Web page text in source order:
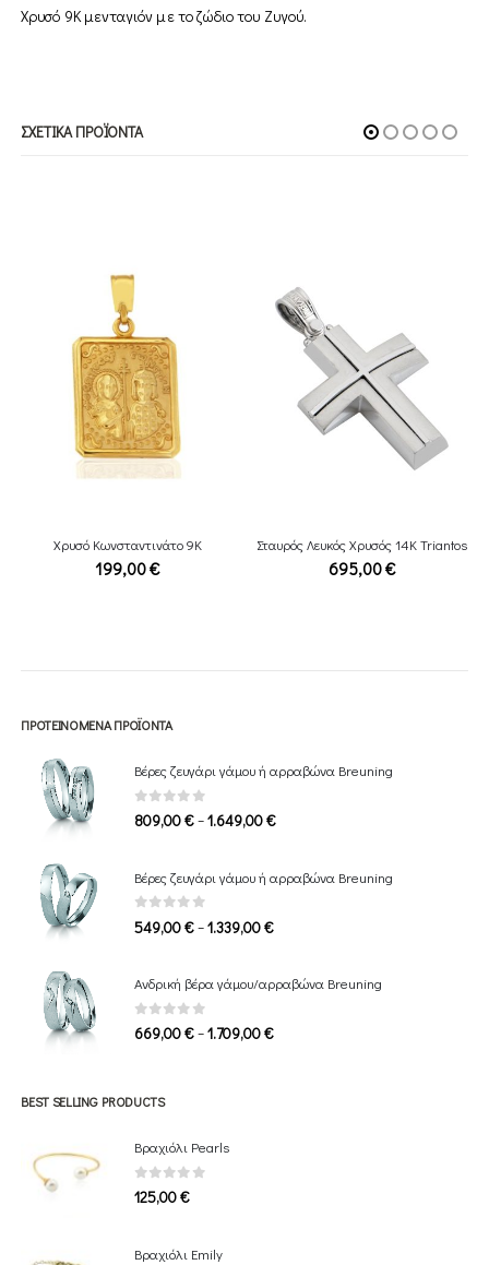
Χρυσό 9Κ μενταγιόν με το ζώδιο του Ζυγού.
ΣΧΕΤΙΚΆ ΠΡΟΪΌΝΤΑ
Χρυσό Κωνσταντινάτο 9Κ
199,00€
Σταυρός Λευκός Χρυσός 14Κ Triantos
695,00€
ΠΡΟΤΕΙΝΌΜΕΝΑ ΠΡΟΪΌΝΤΑ
Βέρες ζευγάρι γάμου ή αρραβώνα Breuning
0out of 5
809,00€–1.649,00€Price
through
Βέρες ζευγάρι γάμου ή αρραβώνα Breuning
0 out of 5
549,00€–1.339,00€Price
through
Ανδρική βέρα γάμου/αρραβώνα Breuning
0 out of 5
669,00€–1.709,00€Price
BEST SELLING PRODUCTS
Βραχιόλι Pearls
0out of 5
125,00€
Bραχιόλι Emily